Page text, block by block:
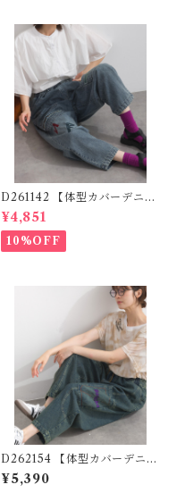
D261142 【体型カバーデニム
シリーズ】 落書きパッチワー
クデニムパンツ / Scribble Pa
tchwork Denim Pants 【re
stock】
¥4,851
10%OFF
D262154 【体型カバーデニム
シリーズ】 ポケット刺繍デニ
ムパンツ / Pocket Embroide
¥5,390